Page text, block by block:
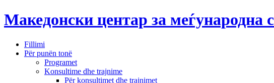
Македонски центар за
Fillimi
Për punën tonë
Programet
Konsultime dhe trajnime
Për konsultimet dhe trajnimet